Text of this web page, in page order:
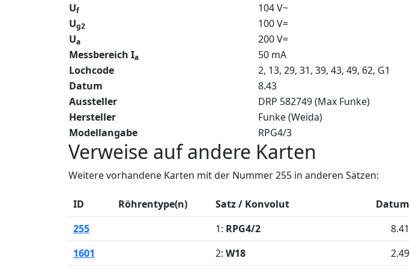
Uf
104 V~
Ug2
100 V=
Ua
200 V=
Messbereich Ia
50 mA
Lochcode
2, 13, 29, 31, 39, 43, 49, 62, G1
Datum
8.43
Aussteller
DRP 582749 (Max Funke)
Hersteller
Funke (Weida)
Modellangabe
RPG4/3
Verweise auf andere Karten
Weitere vorhandene Karten mit der Nummer 255 in anderen Sätzen:
ID Röhrentype(n) Satz / Konvolut Datum
255
1: RPG4/2 8.41
1601
2: W18 2.49